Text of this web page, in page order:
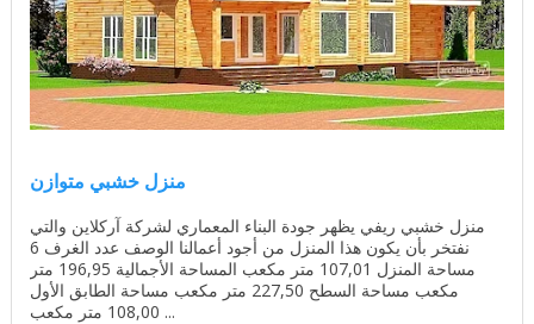
منزل خشبي متوازن
منزل خشبي ريفي يظهر جودة البناء المعماري لشركة آركلاين والتي
نفتخر بأن يكون هذا المنزل من أجود أعمالنا الوصف عدد الغرف 6
مساحة المنزل 107,01 متر مكعب المساحة الأجمالية 196,95 متر
مكعب مساحة السطح 227,50 متر مكعب مساحة الطابق الأول
108,00 متر مكعب ...